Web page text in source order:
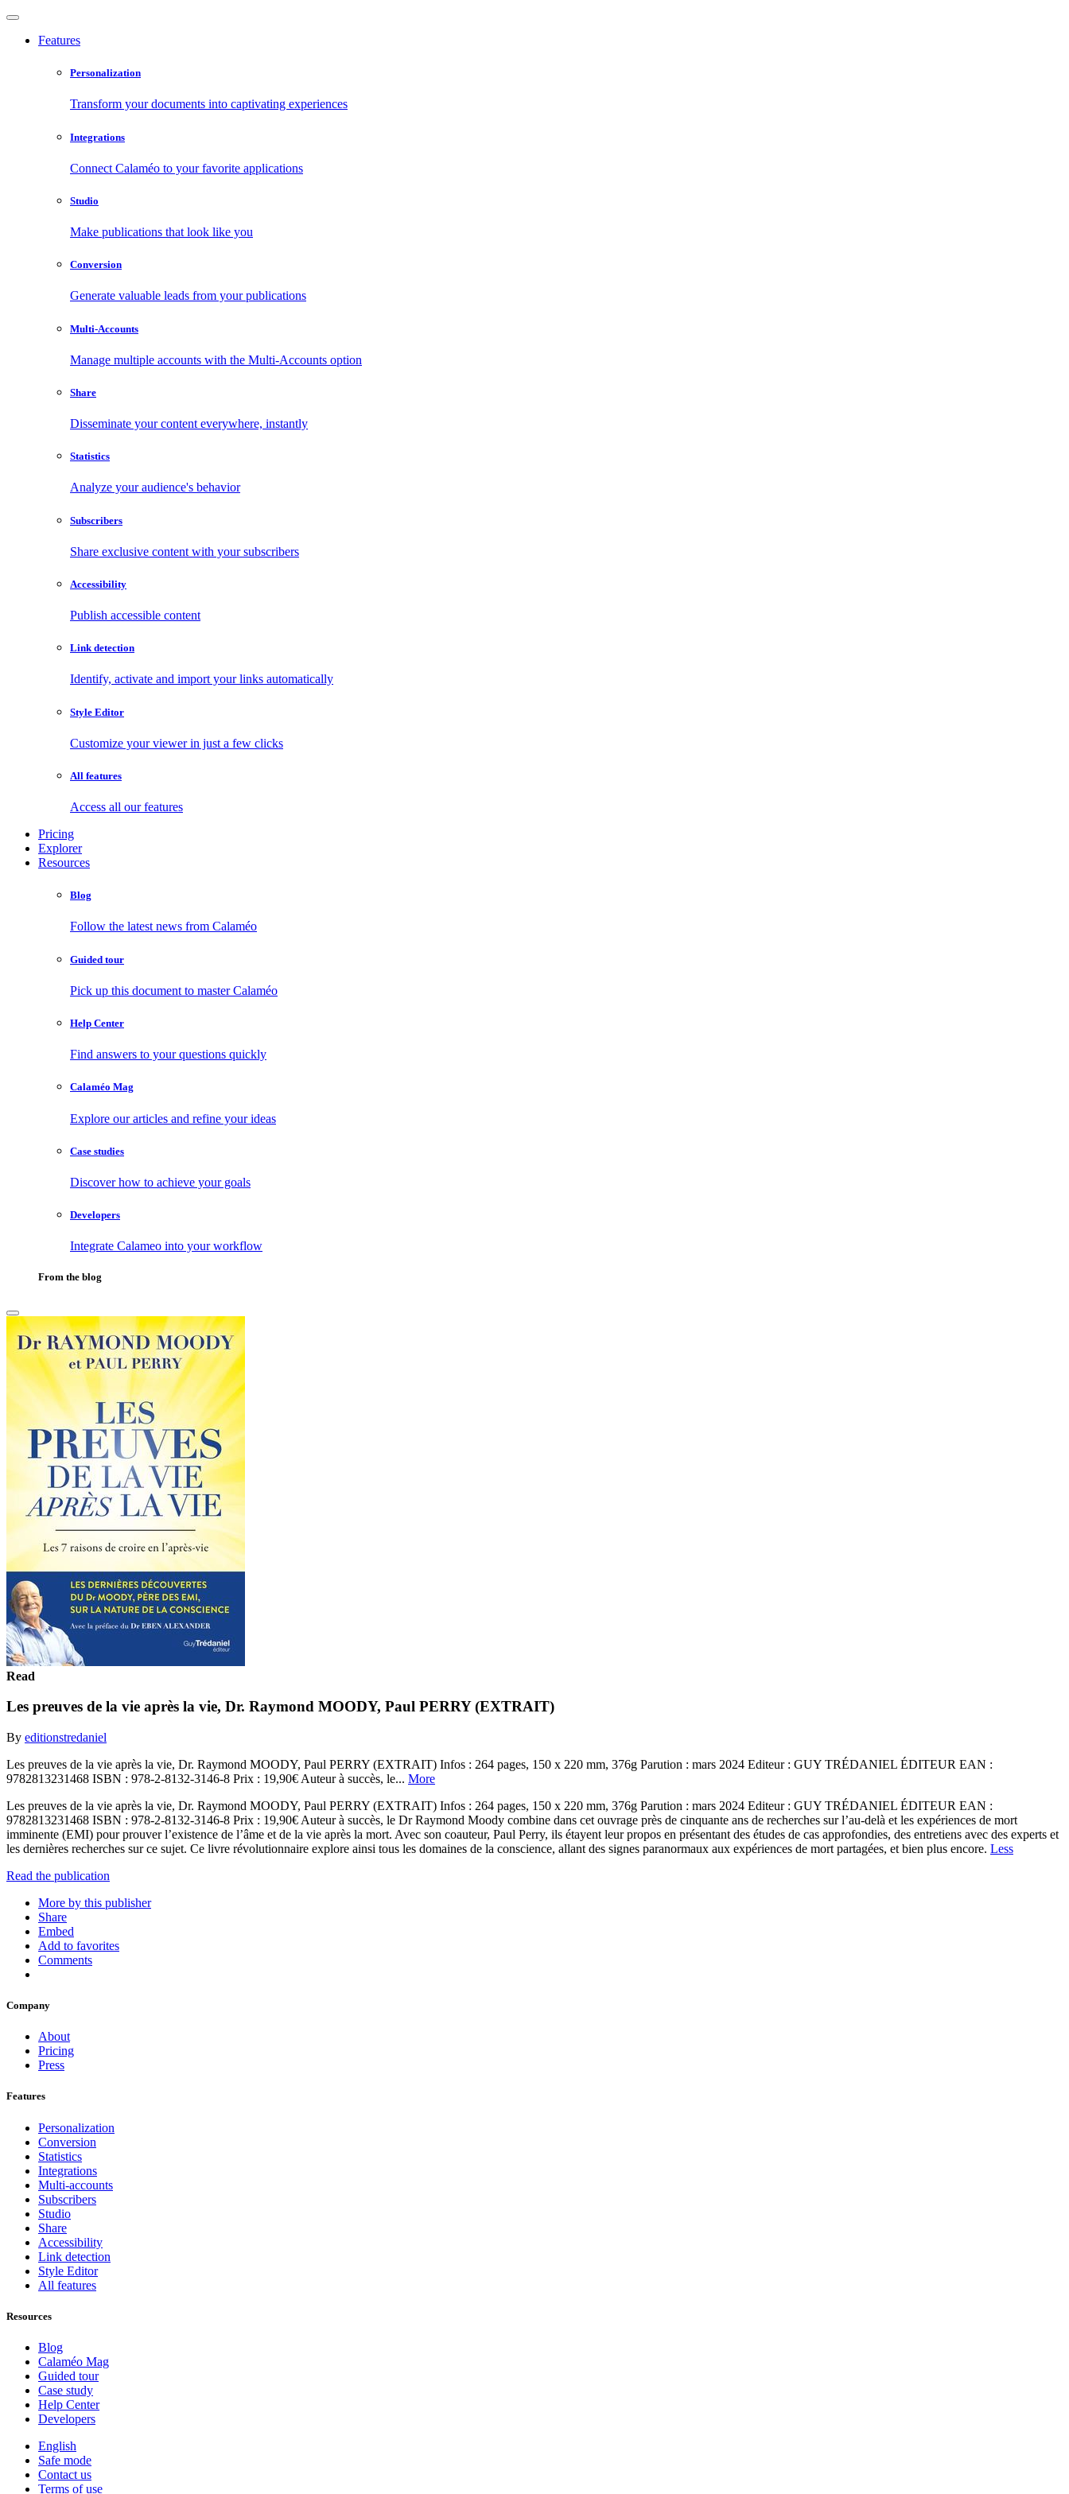
Features
Personalization
Transform your documents into captivating experiences
Integrations
Connect Calaméo to your favorite applications
Studio
Make publications that look like you
Conversion
Generate valuable leads from your publications
Multi-Accounts
Manage multiple accounts with the Multi-Accounts option
Share
Disseminate your content everywhere, instantly
Statistics
Analyze your audience's behavior
Subscribers
Share exclusive content with your subscribers
Accessibility
Publish accessible content
Link detection
Identify, activate and import your links automatically
Style Editor
Customize your viewer in just a few clicks
All features
Access all our features
Pricing
Explorer
Resources
Blog
Follow the latest news from Calaméo
Guided tour
Pick up this document to master Calaméo
Help Center
Find answers to your questions quickly
Calaméo Mag
Explore our articles and refine your ideas
Case studies
Discover how to achieve your goals
Developers
Integrate Calameo into your workflow
From the blog
Read
Les preuves de la vie après la vie, Dr. Raymond MOODY, Paul PERRY (EXTRAIT)
By editionstredaniel
Les preuves de la vie après la vie, Dr. Raymond MOODY, Paul PERRY (EXTRAIT) Infos : 264 pages, 150 x 220 mm, 376g Parution : mars 2024 Editeur : GUY TRÉDANIEL ÉDITEUR EAN :
9782813231468 ISBN : 978-2-8132-3146-8 Prix : 19,90€ Auteur à succès, le... More
Les preuves de la vie après la vie, Dr. Raymond MOODY, Paul PERRY (EXTRAIT) Infos : 264 pages, 150 x 220 mm, 376g Parution : mars 2024 Editeur : GUY TRÉDANIEL ÉDITEUR EAN :
9782813231468 ISBN : 978-2-8132-3146-8 Prix : 19,90€ Auteur à succès, le Dr Raymond Moody combine dans cet ouvrage près de cinquante ans de recherches sur l’au-delà et les expériences de mort
imminente (EMI) pour prouver l’existence de l’âme et de la vie après la mort. Avec son coauteur, Paul Perry, ils étayent leur propos en présentant des études de cas approfondies, des entretiens avec des experts et
les dernières recherches sur ce sujet. Ce livre révolutionnaire explore ainsi tous les domaines de la conscience, allant des signes paranormaux aux expériences de mort partagées, et bien plus encore. Less
Read the publication
More by this publisher
Share
Embed
Add to favorites
Comments
Company
About
Pricing
Press
Features
Personalization
Conversion
Statistics
Integrations
Multi-accounts
Subscribers
Studio
Share
Accessibility
Link detection
Style Editor
All features
Resources
Blog
Calaméo Mag
Guided tour
Case study
Help Center
Developers
English
Safe mode
Contact us
Terms of use